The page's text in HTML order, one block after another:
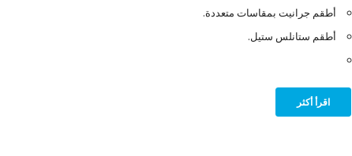
أطقم جرانيت بمقاسات متعددة.
أطقم ستانلس ستيل.
اقرأ أكثر